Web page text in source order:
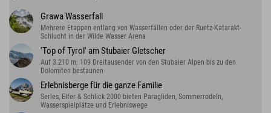
Grawa Wasserfall
Mehrere Etappen entlang von Wasserfällen oder der Ruetz-Katarakt-
Schlucht in der Wilde Wasser Arena
'Top of Tyrol' am Stubaier Gletscher
Auf 3.210 m: 109 Dreitausender von den Stubaier Alpen bis zu den
Dolomiten bestaunen
Erlebnisberge für die ganze Familie
Serles, Elfer & Schlick 2000 bieten Paragliden, Sommerrodeln,
Wasserspielplätze und Erlebniswege